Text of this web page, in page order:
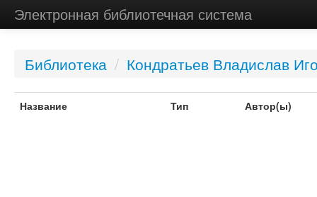
Электронная библиотечная система
Библиотека / Кондратьев Владислав
Название Тип Автор(ы)